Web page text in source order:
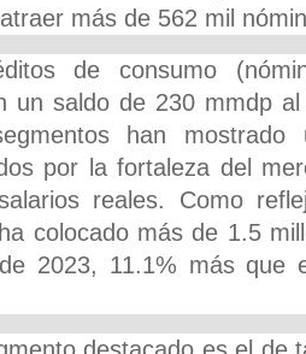
más de 562 mil
de consumo
un saldo de 230 mmdp
han mostrado
por la fortaleza del
reales. Como
colocado más de 1.5
2023, 11.1% más que